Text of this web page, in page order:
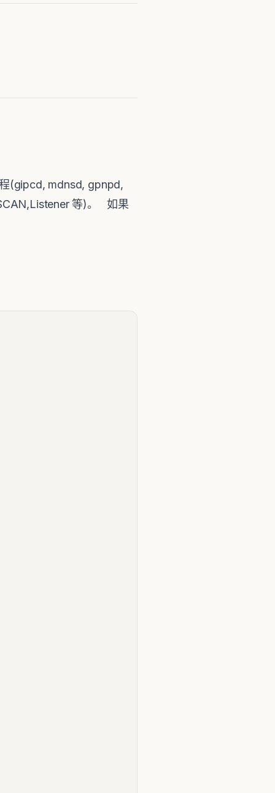
(gipcd, mdnsd, gpnpd,
等)。 如果